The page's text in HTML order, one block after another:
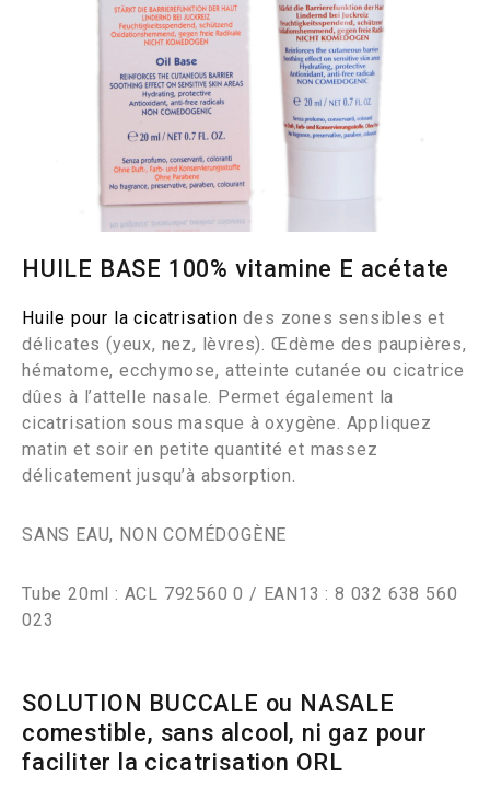
HUILE BASE 100% vitamine E acétate
Huile pour la cicatrisation des zones sensibles et
délicates (yeux, nez, lèvres). Œdème des paupières,
hématome, ecchymose, atteinte cutanée ou cicatrice
dûes à l’attelle nasale. Permet également la
cicatrisation sous masque à oxygène. Appliquez
matin et soir en petite quantité et massez
délicatement jusqu’à absorption.
SANS EAU, NON COMÉDOGÈNE
Tube 20ml : ACL 792560 0 / EAN13 : 8 032 638 560
023
SOLUTION BUCCALE ou NASALE
comestible, sans alcool, ni gaz pour
faciliter la cicatrisation ORL